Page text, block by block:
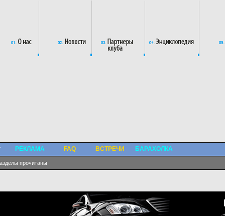
прочитаны
РЕКЛАМА FAQ ВСТРЕЧИ БАРАХОЛКА